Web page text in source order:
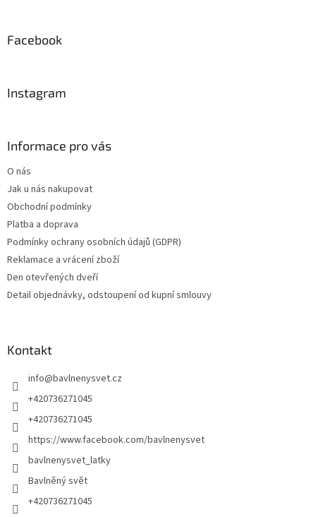
Facebook
Instagram
Informace pro vás
O nás
Jak u nás nakupovat
Obchodní podmínky
Platba a doprava
Podmínky ochrany osobních údajů (GDPR)
Reklamace a vrácení zboží
Den otevřených dveří
Detail objednávky, odstoupení od kupní smlouvy
Kontakt
info@bavlnenysvet.cz
+420736271045
+420736271045
https://www.facebook.com/bavlnenysvet
bavlnenysvet_latky
Bavlněný svět
+420736271045